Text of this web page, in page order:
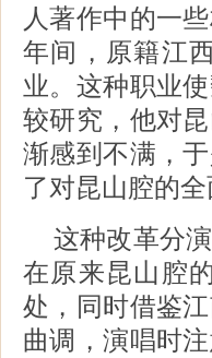
人著作中的一
年间，原籍江
业。这种职业
较研究，他对
渐感到不满，
了对昆山腔的全
这种改革分
在原来昆山腔
处，同时借鉴
曲调，演唱时